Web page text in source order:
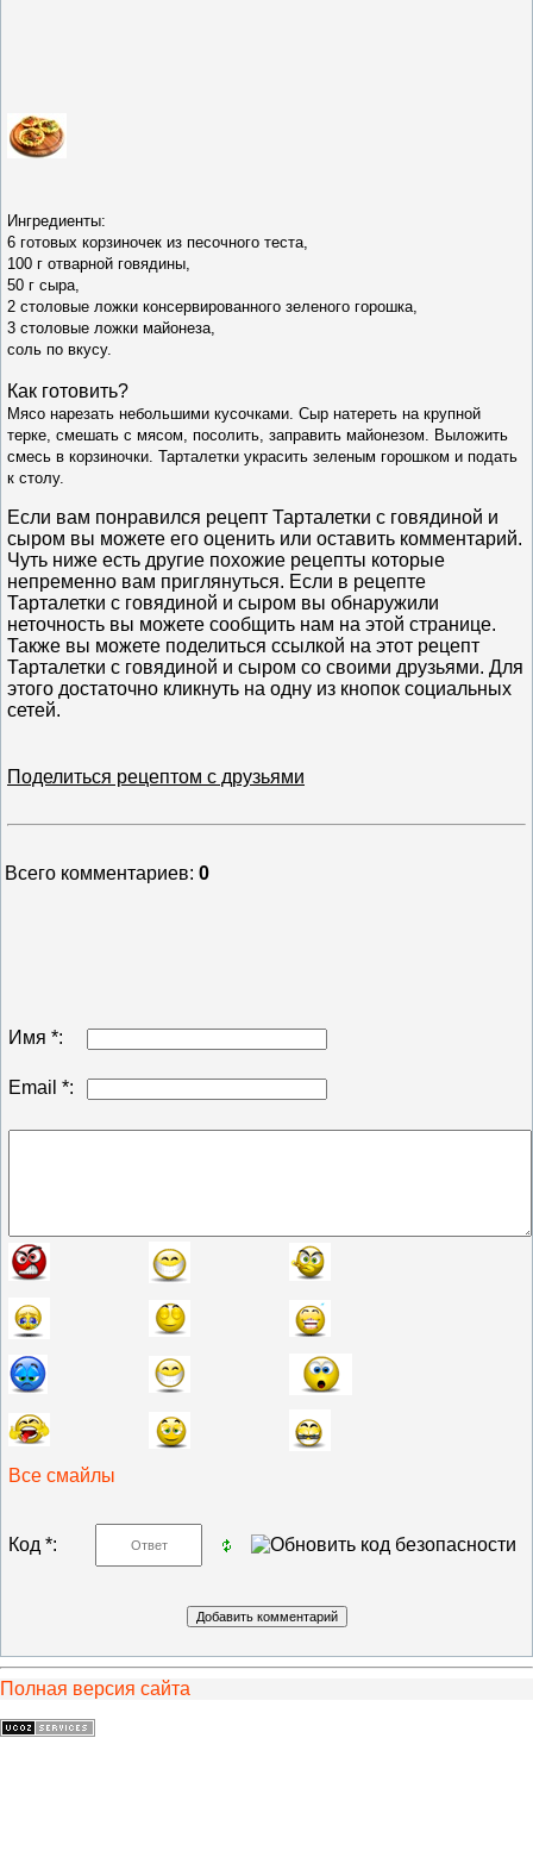
Ингредиенты:
6 готовых корзиночек из песочного теста,
100 г отварной говядины,
50 г сыра,
2 столовые ложки консервированного зеленого горошка,
3 столовые ложки майонеза,
соль по вкусу.
Как готовить?
Мясо нарезать небольшими кусочками. Сыр натереть на крупной
терке, смешать с мясом, посолить, заправить майонезом. Выложить
смесь в корзиночки. Тарталетки украсить зеленым горошком и подать
к столу.
Если вам понравился рецепт Тарталетки с говядиной и
сыром вы можете его оценить или оставить комментарий.
Чуть ниже есть другие похожие рецепты которые
непременно вам приглянуться. Если в рецепте
Тарталетки с говядиной и сыром вы обнаружили
неточность вы можете сообщить нам на этой странице.
Также вы можете поделиться ссылкой на этот рецепт
Тарталетки с говядиной и сыром со своими друзьями. Для
этого достаточно кликнуть на одну из кнопок социальных
сетей.
Поделиться рецептом с друзьями
Всего комментариев: 0
Имя *:
Email *:
Все смайлы
Код *:
Полная версия сайта